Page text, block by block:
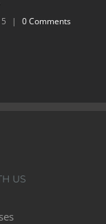
| 0 Comments
US